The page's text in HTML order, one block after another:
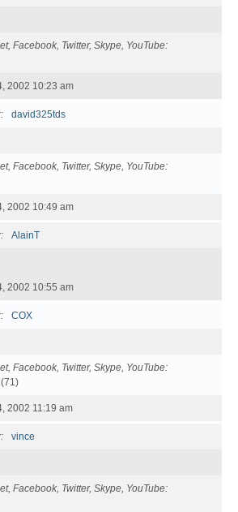
Facebook, Twitter, Skype, YouTube
2002 10:23 am
david325tds
Facebook, Twitter, Skype, YouTube
2002 10:49 am
AlainT
2002 10:55 am
COX
Facebook, Twitter, Skype, YouTube
2002 11:19 am
vince
Facebook, Twitter, Skype, YouTube